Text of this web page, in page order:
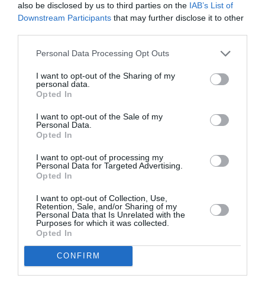
also be disclosed by us to third parties on the IAB’s List of
Downstream Participants that may further disclose it to other
Personal Data Processing Opt Outs
I want to opt-out of the Sharing of my
personal data.
Opted In
I want to opt-out of the Sale of my
Personal Data.
Opted In
I want to opt-out of processing my
Personal Data for Targeted Advertising.
Opted In
I want to opt-out of Collection, Use,
Retention, Sale, and/or Sharing of my
Personal Data that Is Unrelated with the
Purposes for which it was collected.
Opted In
CONFIRM
Ακολουθήστε το Culturenow.gr στο Google Newsκαι
μάθετε πρώτοι όλες τις ειδήσεις
Πολιτισμό στοCulturenow.gr
Tags
ΚΛΑΣΙΚΗ - ΟΠΕΡΑ ΚΛΩΝΤ ΝΤΕΜΠΥΣΙ
Newsletter
Κάθε βδομάδα στο e-mail σας τα τελευταία νέα για
την Τέχνη και τον Πολιτισμό!